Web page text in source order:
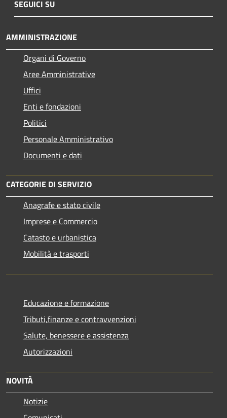
SEGUICI SU
AMMINISTRAZIONE
Organi di Governo
Aree Amministrative
Uffici
Enti e fondazioni
Politici
Personale Amministrativo
Documenti e dati
CATEGORIE DI SERVIZIO
Anagrafe e stato civile
Imprese e Commercio
Catasto e urbanistica
Mobilità e trasporti
Educazione e formazione
Tributi,finanze e contravvenzioni
Salute, benessere e assistenza
Autorizzazioni
NOVITÀ
Notizie